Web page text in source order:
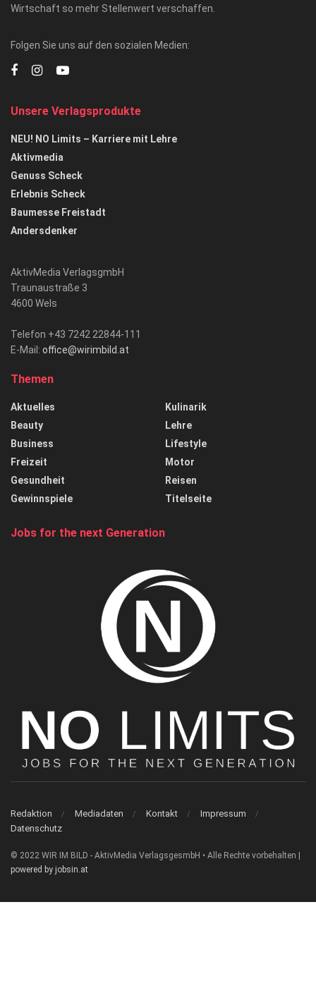
Wirtschaft so mehr Stellenwert verschaffen.
Folgen Sie uns auf den sozialen Medien:
Unsere Verlagsprodukte
NEU! NO Limits – Karriere mit Lehre
Aktivmedia
Genuss Scheck
Erlebnis Scheck
Baumesse Freistadt
Andersdenker
AktivMedia VerlagsgmbH
Traunaustraße 3
4600 Wels
Telefon +43 7242 22844-111
E-Mail: office@wirimbild.at
Themen
Aktuelles
Beauty
Business
Freizeit
Gesundheit
Gewinnspiele
Kulinarik
Lehre
Lifestyle
Motor
Reisen
Titelseite
Jobs for the next Generation
Redaktion Mediadaten Kontakt
Impressum
Datenschutz
© 2022 WIR IM BILD - AktivMedia VerlagsgesmbH • Alle Rechte vorbehalten |
powered by jobsin.at